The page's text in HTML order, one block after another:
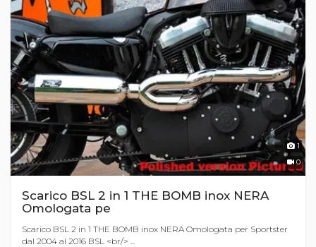
1
0
Scarico BSL 2 in 1 THE BOMB inox NERA
Omologata pe
Scarico BSL 2 in 1 THE BOMB inox NERA Omologata per Sportster
dal 2004 al 2016 BSL <br/> ...